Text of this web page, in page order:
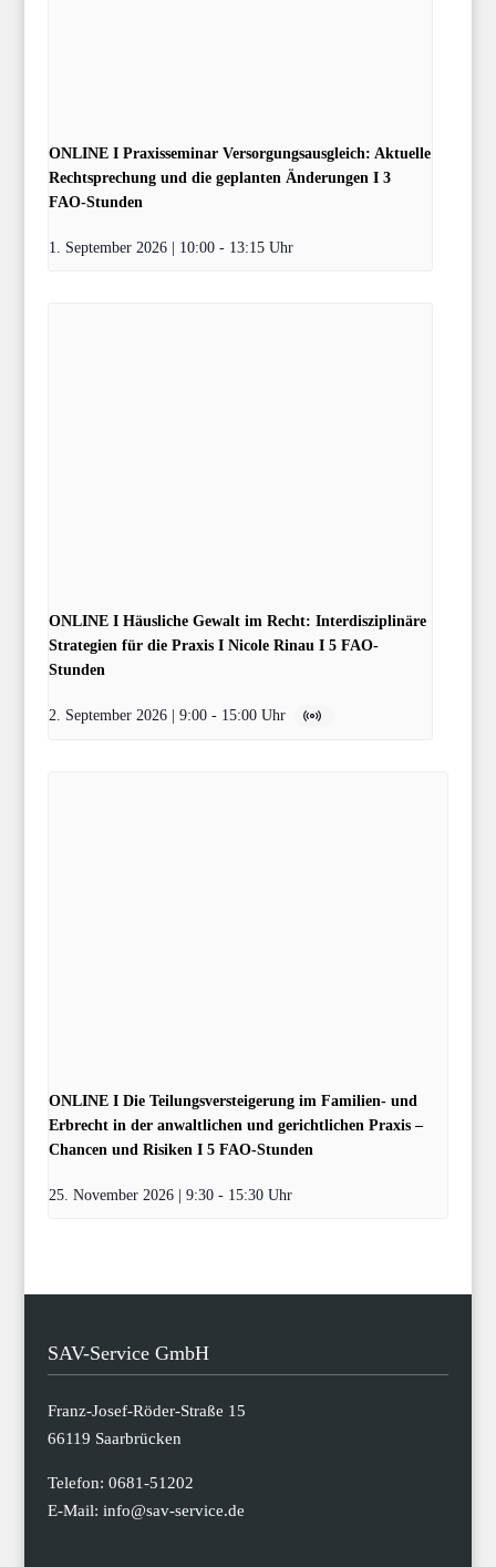
ONLINE I Praxisseminar Versorgungsausgleich: Aktuelle
Rechtsprechung und die geplanten Änderungen I 3
FAO-Stunden
1. September 2026 | 10:00 - 13:15
ONLINE I Häusliche Gewalt im Recht: Interdisziplinäre
Strategien für die Praxis I Nicole Rinau I 5 FAO-
Stunden
2. September 2026 | 9:00 - 15:00
ONLINE I Die Teilungsversteigerung im Familien- und
Erbrecht in der anwaltlichen und gerichtlichen Praxis –
Chancen und Risiken I 5 FAO-Stunden
25. November 2026 | 9:30 - 15:30
SAV-Service GmbH
Franz-Josef-Röder-Straße 15
66119 Saarbrücken
Telefon: 0681-51202
E-Mail: info@sav-service.de